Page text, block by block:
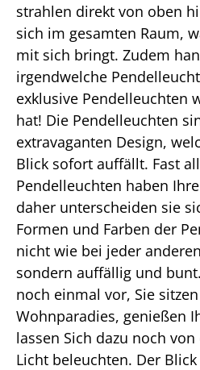
strahlen direkt von oben
sich im gesamten Raum,
mit sich bringt. Zudem
irgendwelche
exklusive Pendelleuchten
hat! Die Pendelleuchten
extravaganten Design,
Blick sofort auffällt. Fast
Pendelleuchten haben
daher unterscheiden sie
Formen und Farben der
nicht wie bei jeder
sondern auffällig und
noch einmal vor, Sie
Wohnparadies, genießen
lassen Sich dazu noch
Licht beleuchten. Der